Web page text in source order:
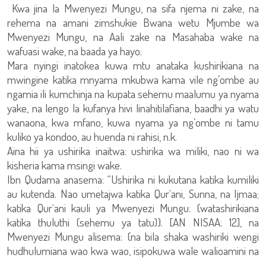
Kwa jina la Mwenyezi Mungu, na sifa njema ni zake, na
rehema na amani zimshukie Bwana wetu Mjumbe wa
Mwenyezi Mungu, na Aali zake na Masahaba wake na
wafuasi wake, na baada ya hayo:
Mara nyingi inatokea kuwa mtu anataka kushirikiana na
mwingine katika mnyama mkubwa kama vile ng’ombe au
ngamia ili kumchinja na kupata sehemu maalumu ya nyama
yake, na lengo la kufanya hivi linahitilafiana, baadhi ya watu
wanaona, kwa mfano, kuwa nyama ya ng’ombe ni tamu
kuliko ya kondoo, au huenda ni rahisi, n.k.
Aina hii ya ushirika inaitwa: ushirika wa miliki, nao ni wa
kisheria kama msingi wake.
Ibn Qudama anasema: “Ushirika ni kukutana katika kumiliki
au kutenda. Nao umetajwa katika Qur`ani, Sunna, na Ijmaa;
katika Qur`ani kauli ya Mwenyezi Mungu: {watashirikiana
katika thuluthi (sehemu ya tatu)}. [AN NISAA: 12], na
Mwenyezi Mungu alisema: {na bila shaka washiriki wengi
hudhulumiana wao kwa wao, isipokuwa wale walioamini na